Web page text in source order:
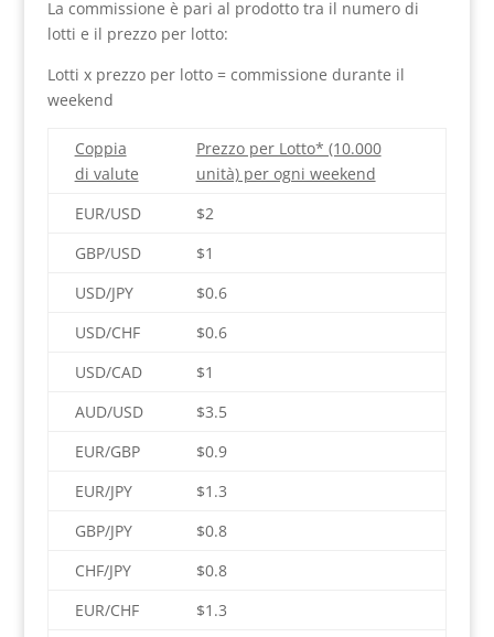
La commissione è pari al prodotto tra il numero di
lotti e il prezzo per lotto:
Lotti x prezzo per lotto = commissione durante il
weekend
Coppia
di valute
Prezzo per Lotto* (10.000
unità) per ogni weekend
EUR/USD
$2
GBP/USD
$1
USD/JPY
$0.6
USD/CHF
$0.6
USD/CAD
$1
AUD/USD
$3.5
EUR/GBP
$0.9
EUR/JPY
$1.3
GBP/JPY
$0.8
CHF/JPY
$0.8
EUR/CHF
$1.3